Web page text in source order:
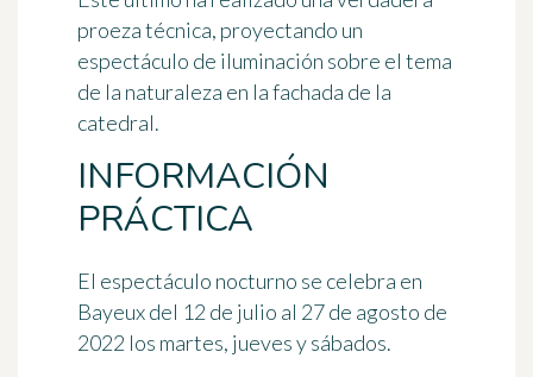
proeza técnica, proyectando un
espectáculo de iluminación sobre el tema
de la naturaleza en la fachada de la
catedral.
INFORMACIÓN
PRÁCTICA
El espectáculo nocturno se celebra en
Bayeux del 12 de julio al 27 de agosto de
2022 los martes, jueves y sábados.